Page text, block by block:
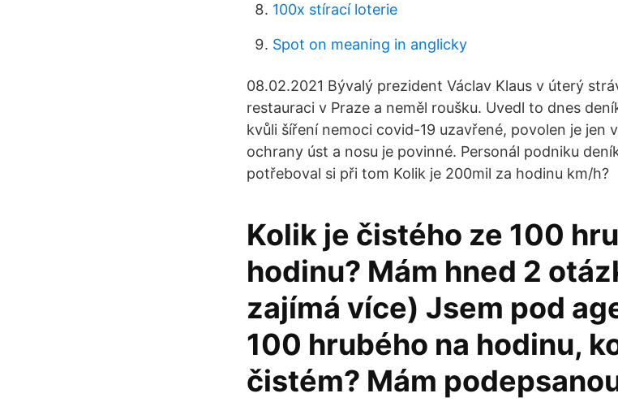
100x stírací loterie
Spot on meaning in anglicky
08.02.2021 Bývalý prezident Václav Klaus v úterý
restauraci v Praze a neměl roušku. Uvedl to dnes
kvůli šíření nemoci covid-19 uzavřené, povolen je jen
ochrany úst a nosu je povinné. Personál podniku
potřeboval si při tom Kolik je 200mil za hodinu km/h?
Kolik je čistého ze 100
hodinu? Mám hned 2
zajímá více) Jsem pod
100 hrubého na hodinu,
čistém? Mám